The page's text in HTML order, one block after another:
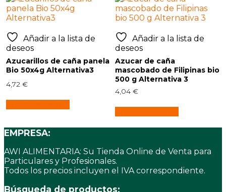
Añadir a la lista de
deseos
Azucarillos de caña panela
Bio 50x4g Alternativa3
4,72€
Añadir a la lista de
deseos
Azucar de caña
mascobado de Filipinas bio
500 g Alternativa 3
4,04€
EMPRESA:
AWI ALIMENTARIA: Su Tienda Online de Venta para
Particulares y Profesionales.
Todos los precios incluyen el IVA correspondiente.
Búsqueda de productos: